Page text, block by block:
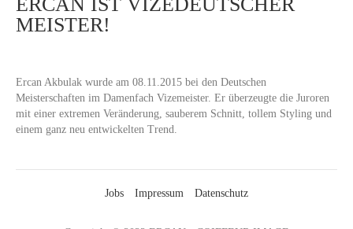
MEISTER!
Ercan Akbulak wurde am 08.11.2015 bei den Deutschen
Meisterschaften im Damenfach Vizemeister. Er überzeugte die Juroren
mit einer extremen Veränderung, sauberem Schnitt, tollem Styling und
einem ganz neu entwickelten Trend.
Jobs Impressum Datenschutz